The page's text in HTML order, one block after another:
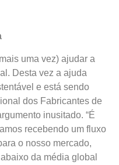
uma vez) ajudar a
Desta vez a ajuda
e está sendo
dos Fabricantes de
inusitado. “É
recebendo um fluxo
o nosso mercado,
da média global